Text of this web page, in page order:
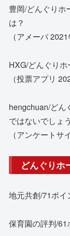
豊岡/どんぐりホ
は？
（アメーバ
HXG/どんぐりホ
（投票アプリ
hengchuan/どん
ではないでしょ
（アンケートサ
どんぐりホ
地元共創/71ポイ
保育園の評判/61